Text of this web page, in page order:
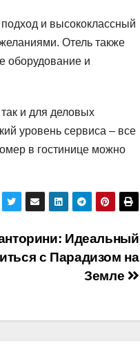
и высококлассный
Отель также
оборудование и
и для деловых
уровень сервиса – все
в гостинице можно
Идеальный
с Парадизом на
Земле